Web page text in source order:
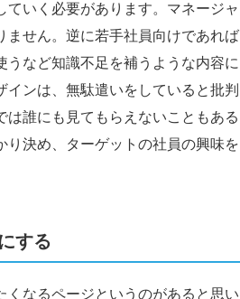
いく必要があります。マネージャ
ません。逆に若手社員向けであれば
など知識不足を補うような内容に
ンは、無駄遣いをしていると批判
誰にも見てもらえないこともある
決め、ターゲットの社員の興味を
する
なるページというのがあると思い